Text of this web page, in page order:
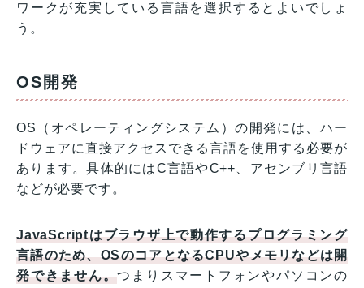
ワークが充実している言語を選択するとよいでしょ
う。
OS開発
OS（オペレーティングシステム）の開発には、ハー
ドウェアに直接アクセスできる言語を使用する必要が
あります。具体的にはC言語やC++、アセンブリ言語
などが必要です。
JavaScriptはブラウザ上で動作するプログラミング
言語のため、OSのコアとなるCPUやメモリなどは開
発できません。つまりスマートフォンやパソコンの